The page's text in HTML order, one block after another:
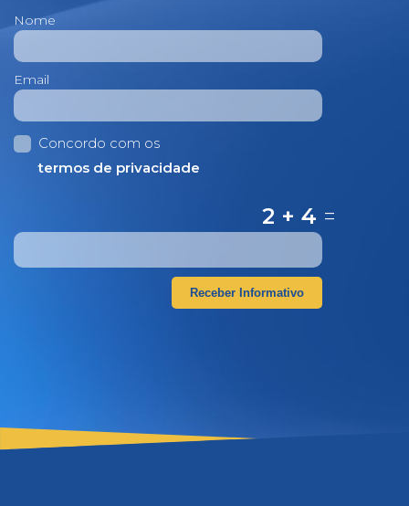
Nome
Email
Concordo com os
termos de privacidade
2 + 4 =
Receber Informativo